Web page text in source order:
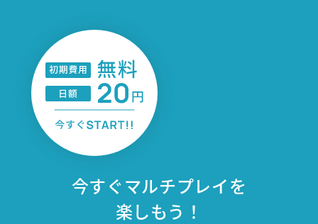
今すぐマルチプレイを
楽しもう！